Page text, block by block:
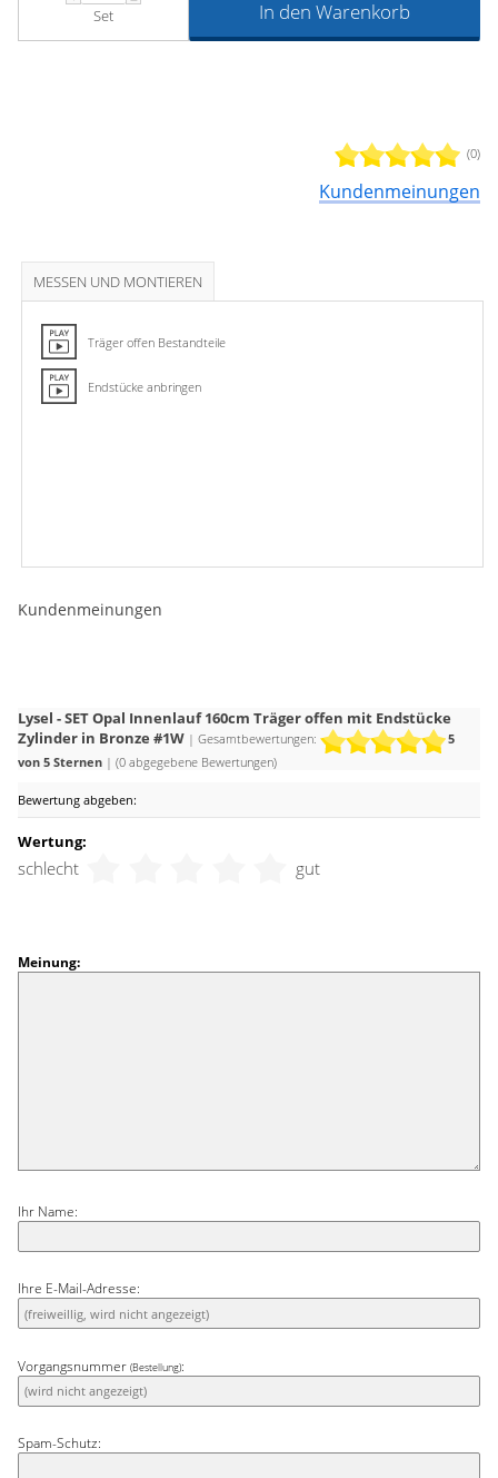
(0)
Kundenmeinungen
Set In den Warenkorb
MESSEN UND MONTIEREN
Träger offen Bestandteile
Endstücke anbringen
Kundenmeinungen
Lysel - SET Opal Innenlauf 160cm Träger offen mit Endstücke
Zylinder in Bronze #1W| Gesamtbewertungen:
5
von 5 Sternen | (0abgegebene Bewertungen)
Bewertung abgeben:
Wertung:
schlecht gut
Meinung:
Ihr Name:
Ihre E-Mail-Adresse:
Vorgangsnummer (Bestellung):
Spam-Schutz: